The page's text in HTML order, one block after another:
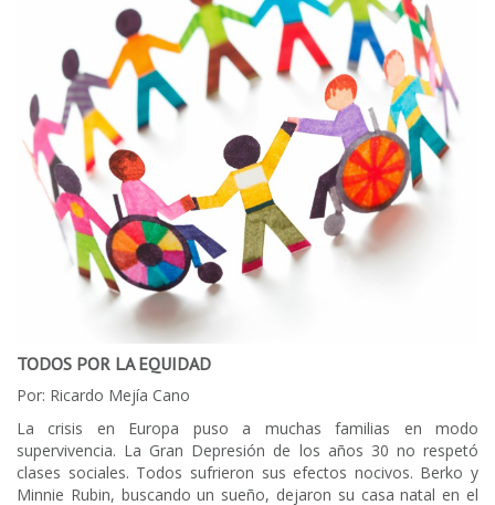
TODOS POR LA EQUIDAD
Por: Ricardo Mejía Cano
La crisis en Europa puso a muchas familias en modo
supervivencia. La Gran Depresión de los años 30 no respetó
clases sociales. Todos sufrieron sus efectos nocivos. Berko y
Minnie Rubin, buscando un sueño, dejaron su casa natal en el